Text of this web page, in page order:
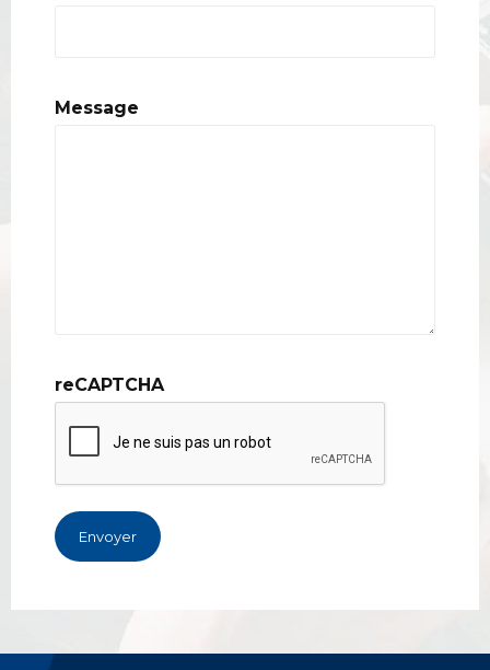
Message
reCAPTCHA